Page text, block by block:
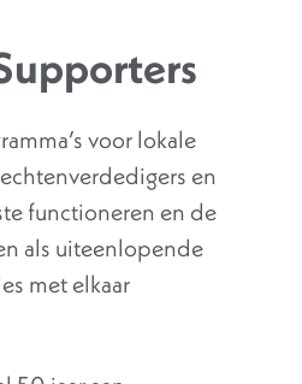
voor lokale
en
functioneren en de
als uiteenlopende
met elkaar